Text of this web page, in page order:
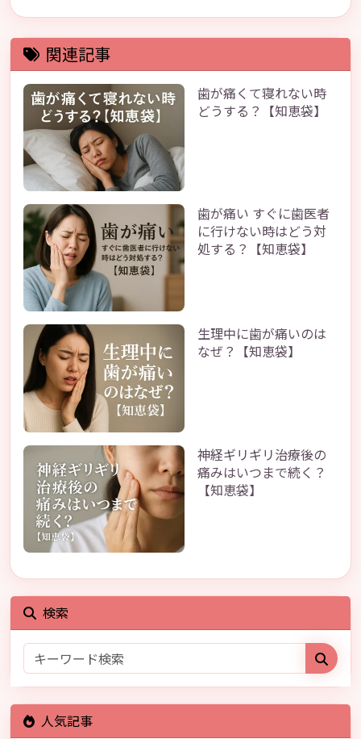
関連記事
歯が痛くて寝れない時
どうする？【知恵袋】
歯が痛い すぐに歯医者
に行けない時はどう対
処する？【知恵袋】
生理中に歯が痛いのは
なぜ？【知恵袋】
神経ギリギリ治療後の
痛みはいつまで続く？
【知恵袋】
検索
人気記事